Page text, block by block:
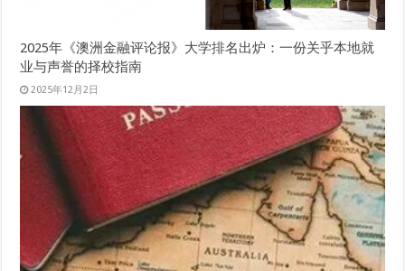
2025年《澳洲金融评论报》大学排名出炉：一份关乎本地就
业与声誉的择校指南
2025年12月2日